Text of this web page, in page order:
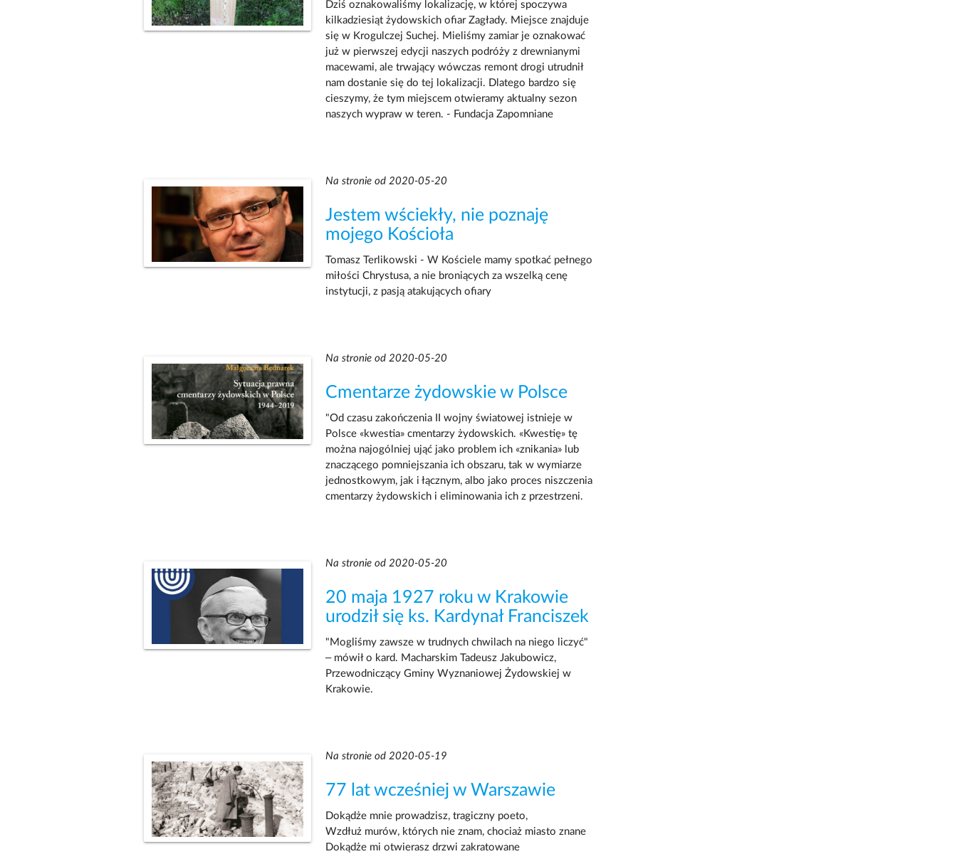
Dziś oznakowaliśmy lokalizację, w której spoczywa
kilkadziesiąt żydowskich ofiar Zagłady. Miejsce znajduje
się w Krogulczej Suchej. Mieliśmy zamiar je oznakować
już w pierwszej edycji naszych podróży z drewnianymi
macewami, ale trwający wówczas remont drogi utrudnił
nam dostanie się do tej lokalizacji. Dlatego bardzo się
cieszymy, że tym miejscem otwieramy aktualny sezon
naszych wypraw w teren. - Fundacja Zapomniane
Na stronie od 2020-05-20
Jestem wściekły, nie poznaję
mojego Kościoła
Tomasz Terlikowski - W Kościele mamy spotkać pełnego
miłości Chrystusa, a nie broniących za wszelką cenę
instytucji, z pasją atakujących ofiary
Na stronie od 2020-05-20
Cmentarze żydowskie w Polsce
"Od czasu zakończenia II wojny światowej istnieje w
Polsce «kwestia» cmentarzy żydowskich. «Kwestię» tę
można najogólniej ująć jako problem ich «znikania» lub
znaczącego pomniejszania ich obszaru, tak w wymiarze
jednostkowym, jak i łącznym, albo jako proces niszczenia
cmentarzy żydowskich i eliminowania ich z przestrzeni.
Na stronie od 2020-05-20
20 maja 1927 roku w Krakowie
urodził się ks. Kardynał Franciszek
"Mogliśmy zawsze w trudnych chwilach na niego liczyć"
– mówił o kard. Macharskim Tadeusz Jakubowicz,
Przewodniczący Gminy Wyznaniowej Żydowskiej w
Krakowie.
Na stronie od 2020-05-19
77 lat wcześniej w Warszawie
Dokądże mnie prowadzisz, tragiczny poeto,
Wzdłuż murów, których nie znam, chociaż miasto znane
Dokądże mi otwierasz drzwi zakratowane